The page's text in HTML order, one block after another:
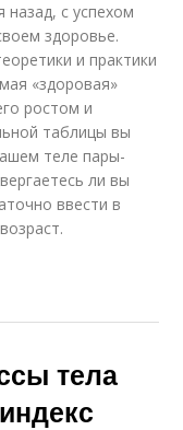
с успехом
здоровье.
и практики
«здоровая»
ростом и
таблицы вы
теле пары-
ли вы
ввести в
тела